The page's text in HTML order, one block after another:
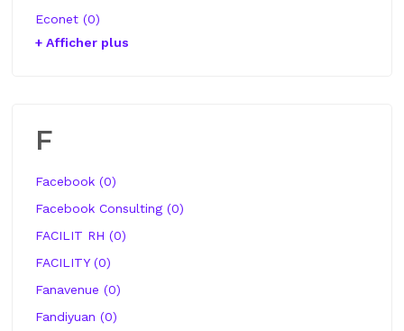
Econet (0)
+ Afficher plus
F
Facebook (0)
Facebook Consulting (0)
FACILIT RH (0)
FACILITY (0)
Fanavenue (0)
Fandiyuan (0)